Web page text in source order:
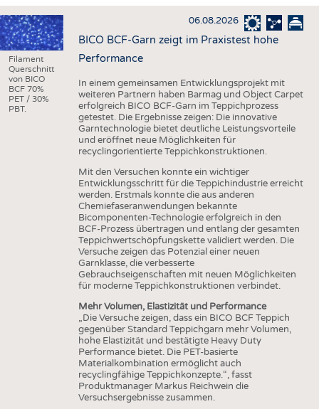
HAUS- UND HEIMTEXTILIEN
BEKLEIDUNG
TESTS
BUSINESS
UNTERNEHMEN
AUSSCHREIBUNGEN
DTV AUSSCHREIBUNGSDIENST
STATISTICS
ADRESSEN & LINKS
PUBLIKATIONEN
BRANCHENTERMINE
Filament
Querschnitt
von BICO
BCF 70%
PET / 30%
PBT.
06.08.2026
BICO BCF-Garn zeigt im Praxistest hohe
Performance
In einem gemeinsamen Entwicklungsprojekt mit
weiteren Partnern haben Barmag und Object Carpet
erfolgreich BICO BCF-Garn im Teppichprozess
getestet. Die Ergebnisse zeigen: Die innovative
Garntechnologie bietet deutliche Leistungsvorteile
und eröffnet neue Möglichkeiten für
recyclingorientierte Teppichkonstruktionen.
Mit den Versuchen konnte ein wichtiger
Entwicklungsschritt für die Teppichindustrie erreicht
werden. Erstmals konnte die aus anderen
Chemiefaseranwendungen bekannte
Bicomponenten-Technologie erfolgreich in den
BCF-Prozess übertragen und entlang der gesamten
Teppichwertschöpfungskette validiert werden. Die
Versuche zeigen das Potenzial einer neuen
Garnklasse, die verbesserte
Gebrauchseigenschaften mit neuen Möglichkeiten
für moderne Teppichkonstruktionen verbindet.
Mehr Volumen, Elastizität und Performance
„Die Versuche zeigen, dass ein BICO BCF Teppich
gegenüber Standard Teppichgarn mehr Volumen,
hohe Elastizität und bestätigte Heavy Duty
Performance bietet. Die PET-basierte
Materialkombination ermöglicht auch
recyclingfähige Teppichkonzepte.“, fasst
Produktmanager Markus Reichwein die
Versuchsergebnisse zusammen.